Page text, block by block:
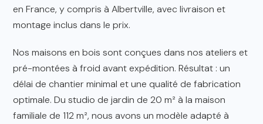
en France, y compris à Albertville, avec livraison et
montage inclus dans le prix.
Nos maisons en bois sont conçues dans nos ateliers et
pré-montées à froid avant expédition. Résultat : un
délai de chantier minimal et une qualité de fabrication
optimale. Du studio de jardin de 20 m² à la maison
familiale de 112 m², nous avons un modèle adapté à